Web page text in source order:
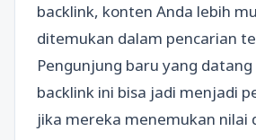
backlink, konten Anda lebih
ditemukan dalam pencarian
Pengunjung baru yang
backlink ini bisa jadi menjadi
jika mereka menemukan nilai